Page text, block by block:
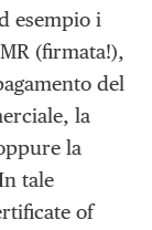
esempio i
(firmata!),
del
la
la
tale
of